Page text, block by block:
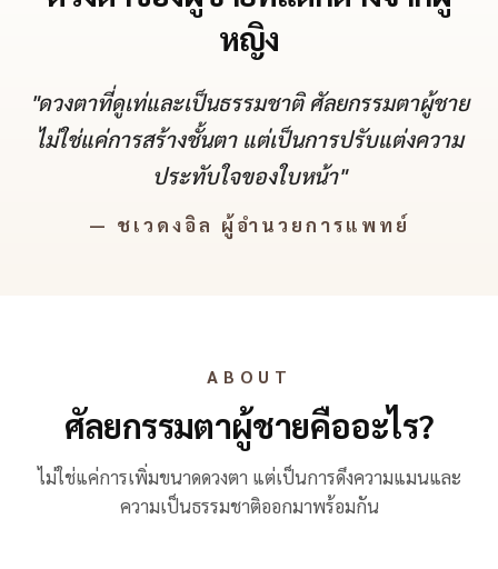
หญิง
"ดวงตาที่ดูเท่และเป็นธรรมชาติ ศัลยกรรมตาผู้ชาย
ไม่ใช่แค่การสร้างชั้นตา แต่เป็นการปรับแต่งความ
ประทับใจของใบหน้า"
— ชเวดงอิล ผู้อำนวยการแพทย์
ABOUT
ศัลยกรรมตาผู้ชายคืออะไร?
ไม่ใช่แค่การเพิ่มขนาดดวงตา แต่เป็นการดึงความแมนและ
ความเป็นธรรมชาติออกมาพร้อมกัน